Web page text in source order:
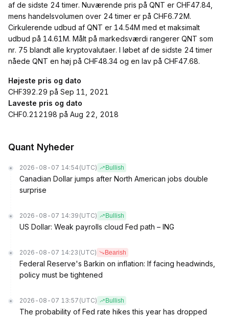
af de sidste 24 timer. Nuværende pris på QNT er CHF47.84,
mens handelsvolumen over 24 timer er på CHF6.72M.
Cirkulerende udbud af QNT er 14.54M med et maksimalt
udbud på 14.61M. Målt på markedsværdi rangerer QNT som
nr. 75 blandt alle kryptovalutaer. I løbet af de sidste 24 timer
nåede QNT en høj på CHF48.34 og en lav på CHF47.68.
Højeste pris og dato
CHF392.29 på Sep 11, 2021
Laveste pris og dato
CHF0.212198 på Aug 22, 2018
Quant Nyheder
2026-08-07 14:54 (UTC) Bullish
Canadian Dollar jumps after North American jobs double
surprise
2026-08-07 14:39 (UTC) Bullish
US Dollar: Weak payrolls cloud Fed path – ING
2026-08-07 14:23 (UTC) Bearish
Federal Reserve's Barkin on inflation: If facing headwinds,
policy must be tightened
2026-08-07 13:57 (UTC) Bullish
The probability of Fed rate hikes this year has dropped